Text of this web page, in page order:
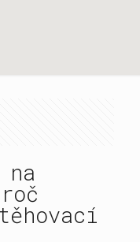
na